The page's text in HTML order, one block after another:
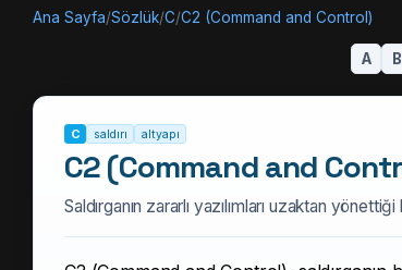
Ana Sayfa/Sözlük/C/C2 (Command and Control)
A B
C saldırı altyapı
C2 (Command and
Saldırganın zararlı yazılımları uzaktan